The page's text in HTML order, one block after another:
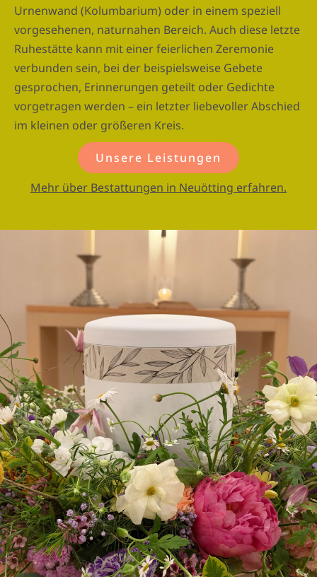
Urnenwand (Kolumbarium) oder in einem speziell
vorgesehenen, naturnahen Bereich. Auch diese letzte
Ruhestätte kann mit einer feierlichen Zeremonie
verbunden sein, bei der beispielsweise Gebete
gesprochen, Erinnerungen geteilt oder Gedichte
vorgetragen werden – ein letzter liebevoller Abschied
im kleinen oder größeren Kreis.
Unsere Leistungen
Mehr über Bestattungen in Neuötting erfahren.